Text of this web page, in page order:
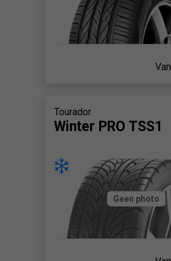
Van
Tourador
Winter PRO TSS1
Geen photo